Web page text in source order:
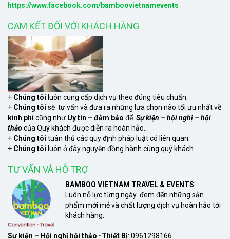
https://www.facebook.com/bamboovietnamevents
CAM KẾT ĐỐI VỚI KHÁCH HÀNG
+ Chúng tôi luôn cung cấp dịch vụ theo đúng tiêu chuẩn.
+ Chúng tôi sẽ tư vấn và đưa ra những lựa chọn nào tối ưu nhất về
kinh phícũng như Uy tín – đảm bảo để Sự kiện – hội nghị – hội
thảocủa Quý khách được diễn ra hoàn hảo.
+ Chúng tôi tuân thủ các quy định pháp luật có liên quan.
+ Chúng tôi luôn ở đây nguyện đồng hành cùng quý khách .
TƯ VẤN VÀ HỖ TRỢ
BAMBOO VIETNAM TRAVEL & EVENTS
Luôn nỗ lực từng ngày đem đến những sản
phẩm mới mẻ và chất lượng dịch vụ hoàn hảo tới
khách hàng.
Sự kiện – Hội nghị hội thảo -Thiết Bị: 0961298166